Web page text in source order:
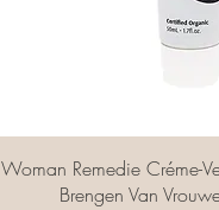
Snel
Woman Remedie Créme-
Brengen Van